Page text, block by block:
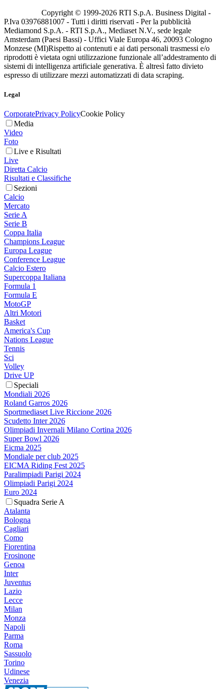
Copyright © 1999-2026 RTI S.p.A. Business Digital -
P.Iva 03976881007 - Tutti i diritti riservati - Per la pubblicità
Mediamond S.p.A. - RTI S.p.A., Mediaset N.V., sede legale
Amsterdam (Paesi Bassi) - Uffici Viale Europa 46, 20093 Cologno
Monzese (MI)Rispetto ai contenuti e ai dati personali trasmessi e/o
riprodotti è vietata ogni utilizzazione funzionale all’addestramento di
sistemi di intelligenza artificiale generativa. È altresì fatto divieto
espresso di utilizzare mezzi automatizzati di data scraping.
Legal
CorporatePrivacy PolicyCookie Policy
Media
Video
Foto
Live e Risultati
Live
Diretta Calcio
Risultati e Classifiche
Sezioni
Calcio
Mercato
Serie A
Serie B
Coppa Italia
Champions League
Europa League
Conference League
Calcio Estero
Supercoppa Italiana
Formula 1
Formula E
MotoGP
Altri Motori
Basket
America's Cup
Nations League
Tennis
Sci
Volley
Drive UP
Speciali
Mondiali 2026
Roland Garros 2026
Sportmediaset Live Riccione 2026
Scudetto Inter 2026
Olimpiadi Invernali Milano Cortina 2026
Super Bowl 2026
Eicma 2025
Mondiale per club 2025
EICMA Riding Fest 2025
Paralimpiadi Parigi 2024
Olimpiadi Parigi 2024
Euro 2024
Squadra Serie A
Atalanta
Bologna
Cagliari
Como
Fiorentina
Frosinone
Genoa
Inter
Juventus
Lazio
Lecce
Milan
Monza
Napoli
Parma
Roma
Sassuolo
Torino
Udinese
Venezia